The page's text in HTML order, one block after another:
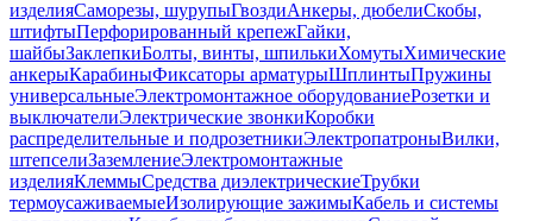
изделияСаморезы, шурупыГвоздиАнкеры, дюбелиСкобы,
штифтыПерфорированный крепежГайки,
шайбыЗаклепкиБолты, винты, шпилькиХомутыХимические
анкерыКарабиныФиксаторы арматурыШплинтыПружины
универсальныеЭлектромонтажное оборудованиеРозетки и
выключателиЭлектрические звонкиКоробки
распределительные и подрозетникиЭлектропатроныВилки,
штепселиЗаземлениеЭлектромонтажные
изделияКлеммыСредства диэлектрическиеТрубки
термоусаживаемыеИзолирующие зажимыКабель и системы